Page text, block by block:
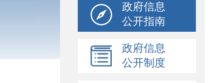
政府信息
公开指南
政府信息
公开制度